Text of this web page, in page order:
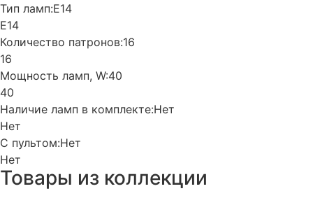
Тип ламп:E14
E14
Количество патронов:16
16
Мощность ламп, W:40
40
Наличие ламп в комплекте:Нет
Нет
С пультом:Нет
Нет
Товары из коллекции